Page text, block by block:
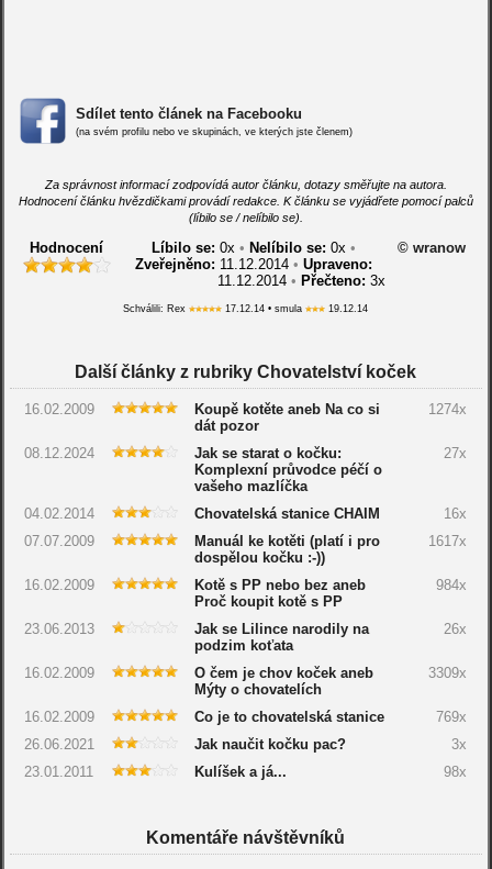
Sdílet tento článek na Facebooku
(na svém profilu nebo ve skupinách, ve kterých jste členem)
Za správnost informací zodpovídá autor článku, dotazy směřujte na autora.
Hodnocení článku hvězdičkami provádí redakce. K článku se vyjádřete pomocí palců
(líbilo se / nelíbilo se).
© wranow
Hodnocení Líbilo se: 0x• Nelíbilo se: 0x•
Zveřejněno: 11.12.2014• Upraveno:
11.12.2014 • Přečteno: 3x
Schválili: Rex 17.12.14 • smula 19.12.14
Další články z rubriky Chovatelství koček
16.02.2009
Koupě kotěte aneb Na co si
dát pozor
1274x
08.12.2024
Jak se starat o kočku:
Komplexní průvodce péčí o
vašeho mazlíčka
27x
04.02.2014 Chovatelská stanice CHAIM
16x
07.07.2009
Manuál ke kotěti (platí i pro
dospělou kočku :-))
1617x
16.02.2009
Kotě s PP nebo bez aneb
Proč koupit kotě s PP
984x
23.06.2013
Jak se Lilince narodily na
podzim koťata
26x
16.02.2009
O čem je chov koček aneb
Mýty o chovatelích
3309x
16.02.2009 Co je to chovatelská stanice
769x
26.06.2021
Jak naučit kočku pac?
3x
23.01.2011
Kulíšek a já... 98x
Komentáře návštěvníků